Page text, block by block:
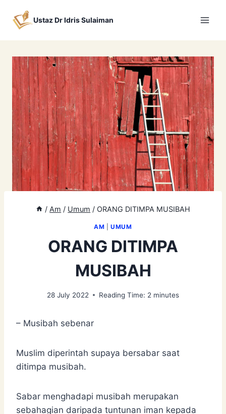
Ustaz Dr Idris Sulaiman
/ Am / Umum / ORANG DITIMPA MUSIBAH
AM |UMUM
ORANG DITIMPA
MUSIBAH
28 July 2022 Reading Time: 2 minutes
– Musibah sebenar
Muslim diperintah supaya bersabar saat
ditimpa musibah.
Sabar menghadapi musibah merupakan
sebahagian daripada tuntunan iman kepada